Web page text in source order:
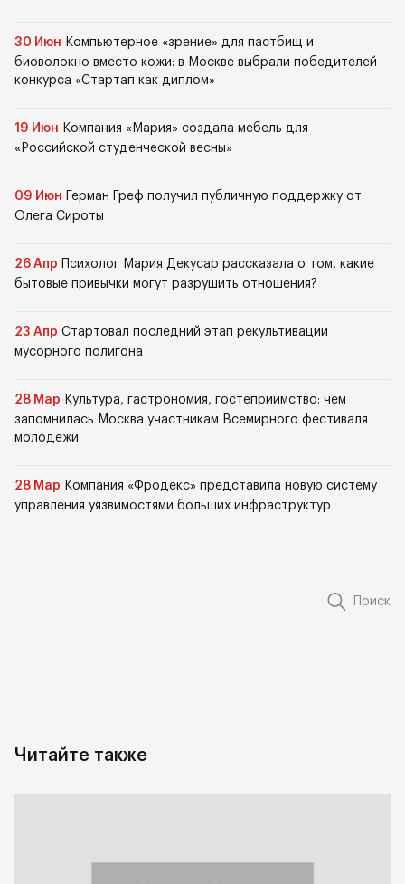
30 Июн Компьютерное «зрение» для пастбищ и
биоволокно вместо кожи: в Москве выбрали победителей
конкурса «Стартап как диплом»
19 Июн Компания «Мария» создала мебель для
«Российской студенческой весны»
09 Июн
Герман Греф получил публичную поддержку от
Олега Сироты
26 Апр
Психолог Мария Декусар рассказала о том, какие
бытовые привычки могут разрушить отношения?
23 Апр Стартовал последний этап рекультивации
мусорного полигона
28 Мар Культура, гастрономия, гостеприимство: чем
запомнилась Москва участникам Всемирного фестиваля
молодежи
28 Мар Компания «Фродекс» представила новую систему
управления уязвимостями больших инфраструктур
Поиск
Читайте также